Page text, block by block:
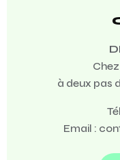
à deux pas
Email :